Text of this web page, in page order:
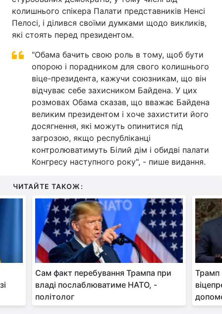
Лонгріди
Відео з Youtube Статті
Інтерв'ю Думки
Архів Вакансії
Контакти
Послуги
Тема оформлення
колишнього спікера Палати представників Ненсі
Пелосі, і ділився своїми думками щодо викликів,
які стоять перед президентом.
"Обама бачить свою роль в тому, щоб бути
опорою і порадником для свого колишнього
віце-президента, кажучи союзникам, що він
відчуває себе захисником Байдена. У цих
розмовах Обама сказав, що вважає Байдена
великим президентом і хоче захистити його
досягнення, які можуть опинитися під
загрозою, якщо республіканці
контролюватимуть Білий дім і обидві палати
Конгресу наступного року", - пише видання.
ЧИТАЙТЕ ТАКОЖ:
Сам факт перебування Трампа при
владі послаблюватиме НАТО, -
політолог
Трамп